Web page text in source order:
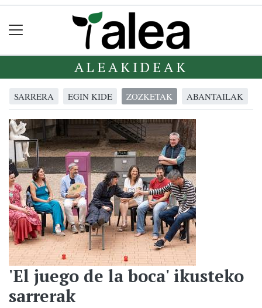
ALEAKIDEAK
SARRERA EGIN KIDE ZOZKETAK ABANTAILAK
'El juego de la boca' ikusteko
sarrerak